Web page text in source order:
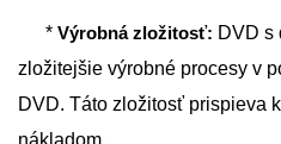
* Výrobná zložitosť: DVD s
zložitejšie výrobné procesy v
DVD. Táto zložitosť prispieva
nákladom.